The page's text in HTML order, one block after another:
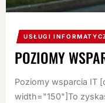
USŁUGI
POZIOMY
Poziomy wsparcia IT
width="150"]To